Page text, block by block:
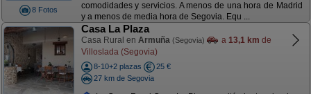
8 Fotos
comodidades y servicios. A menos de una hora de Madrid
y a menos de media hora de Segovia. Equ ...
Casa La Plaza
Casa Rural en Armuña (Segovia) a 13,1 km de
Villoslada (Segovia)
8-10+2 plazas
25 €
27 km de Segovia